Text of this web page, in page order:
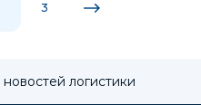
3
логистики